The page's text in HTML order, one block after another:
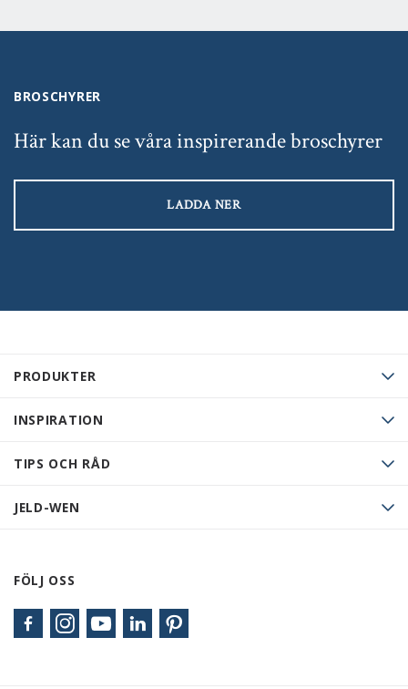
PRODUKTER
INSPIRATION
TIPS OCH RÅD
JELD-WEN
FÖLJ OSS
BROSCHYRER
Här kan du se våra inspirerande broschyrer
LADDA NER